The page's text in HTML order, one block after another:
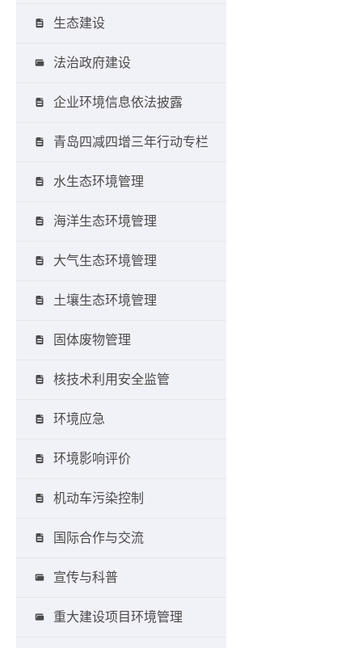
生态建设
法治政府建设
企业环境信息依法披露
青岛四减四增三年行动专栏
水生态环境管理
海洋生态环境管理
大气生态环境管理
土壤生态环境管理
固体废物管理
核技术利用安全监管
环境应急
环境影响评价
机动车污染控制
国际合作与交流
宣传与科普
重大建设项目环境管理